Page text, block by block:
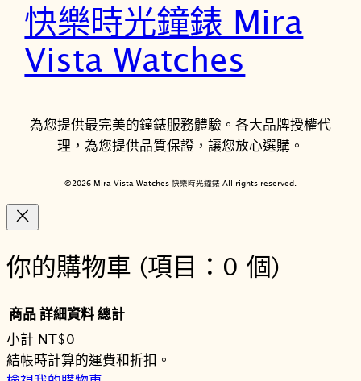
快樂時光鐘錶 Mira
Vista Watches
為您提供最完美的鐘錶服務體驗。各大品牌授權代
理，為您提供品質保證，讓您放心選購。
©2026 Mira Vista Watches 快樂時光鐘錶 All rights reserved.
你的購物車 (項目：0 個)
購
商品詳細資料總計
小計 NT$0
結帳時計算的運費和折扣。